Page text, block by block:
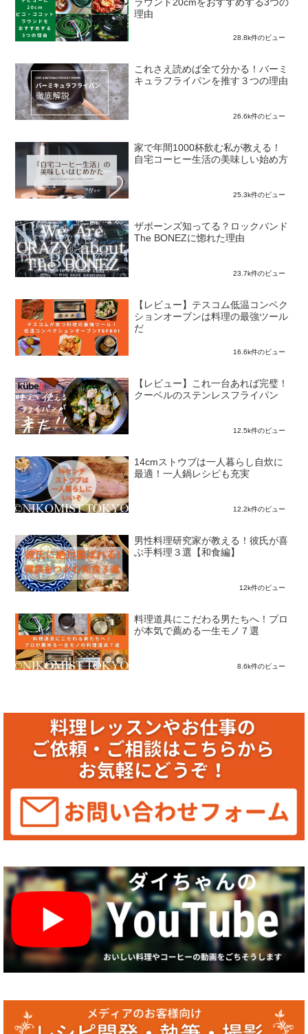
ラウンド20cmをおすすめする3つの
理由
28.8k件のビュー
これさえ読めば全て分かる！バーミ
キュラフライパンを推す３つの理由
26.6k件のビュー
家で年間1000杯飲む私が教える！
自宅コーヒー生活の美味しい始め方
25.3k件のビュー
ザボーンズ知ってる？ロックバンド
The BONEZに惚れた理由
23.7k件のビュー
【レビュー】テスコム低温コンベク
ションオーブンは料理の最強ツール
だ
16.6k件のビュー
【レビュー】これ一台あれば完璧！
クーベルのステンレスフライパン
12.5k件のビュー
14cmストウブは一人暮らし自炊に
最適！一人鍋レシピも充実
12.2k件のビュー
男性料理研究家が教える！彼氏が喜
ぶ手料理３選【和食編】
12k件のビュー
料理道具にこだわる男たちへ！プロ
が本気で薦める一生モノ７選
8.6k件のビュー